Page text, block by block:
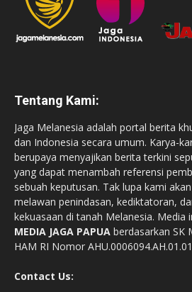
Tentang Kami:
Jaga Melanesia adalah portal berita
dan Indonesia secara umum. Karya-
berupaya menyajikan berita terkini
yang dapat menambah referensi
sebuah keputusan. Tak lupa kami
melawan penindasan, kediktatoran,
kekuasaan di tanah Melanesia. Media
MEDIA JAGA PAPUA berdasarkan SK
HAM RI Nomor
Contact Us: